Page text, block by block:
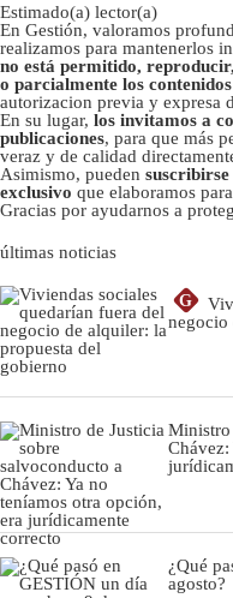
Estimado(a) lector(a)
En Gestión, valoramos
realizamos para mantenerlos
no está permitido,
o parcialmente los contenidos
autorizacion previa y expresa
En su lugar, los invitamos a
publicaciones, para que más
veraz y de calidad
Asimismo, pueden
exclusivo que elaboramos
Gracias por ayudarnos a
últimas noticias
G
negocio
Ministro
¿Qué
agosto?